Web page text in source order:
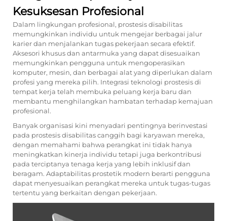
Kesuksesan Profesional
Dalam lingkungan profesional, prostesis disabilitas
memungkinkan individu untuk mengejar berbagai jalur
karier dan menjalankan tugas pekerjaan secara efektif.
Aksesori khusus dan antarmuka yang dapat disesuaikan
memungkinkan pengguna untuk mengoperasikan
komputer, mesin, dan berbagai alat yang diperlukan dalam
profesi yang mereka pilih. Integrasi teknologi prostesis di
tempat kerja telah membuka peluang kerja baru dan
membantu menghilangkan hambatan terhadap kemajuan
profesional.
Banyak organisasi kini menyadari pentingnya berinvestasi
pada prostesis disabilitas canggih bagi karyawan mereka,
dengan memahami bahwa perangkat ini tidak hanya
meningkatkan kinerja individu tetapi juga berkontribusi
pada terciptanya tenaga kerja yang lebih inklusif dan
beragam. Adaptabilitas prostetik modern berarti pengguna
dapat menyesuaikan perangkat mereka untuk tugas-tugas
tertentu yang berkaitan dengan pekerjaan.